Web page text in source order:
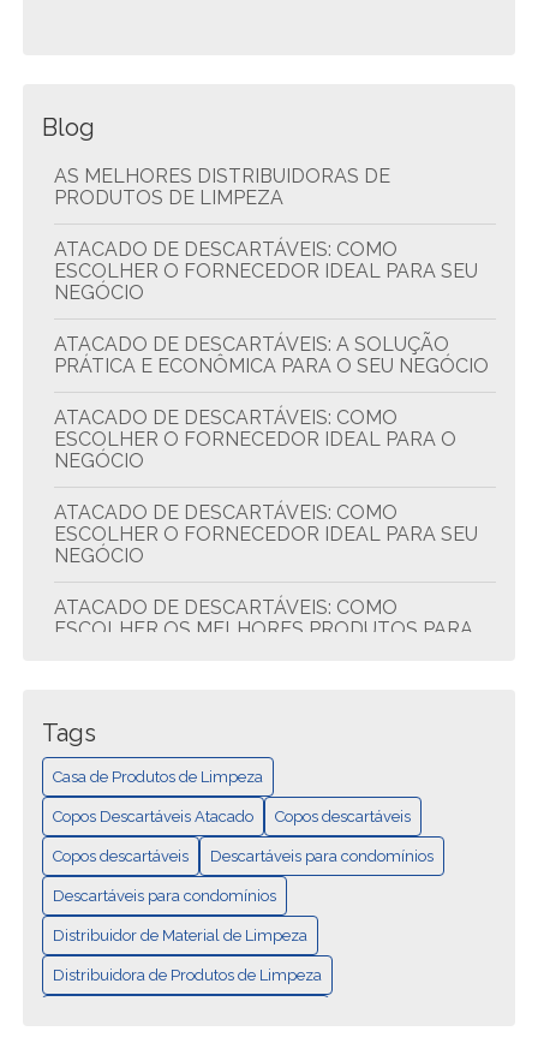
Blog
AS MELHORES DISTRIBUIDORAS DE
PRODUTOS DE LIMPEZA
ATACADO DE DESCARTÁVEIS: COMO
ESCOLHER O FORNECEDOR IDEAL PARA SEU
NEGÓCIO
ATACADO DE DESCARTÁVEIS: A SOLUÇÃO
PRÁTICA E ECONÔMICA PARA O SEU NEGÓCIO
ATACADO DE DESCARTÁVEIS: COMO
ESCOLHER O FORNECEDOR IDEAL PARA O
NEGÓCIO
ATACADO DE DESCARTÁVEIS: COMO
ESCOLHER O FORNECEDOR IDEAL PARA SEU
NEGÓCIO
ATACADO DE DESCARTÁVEIS: COMO
ESCOLHER OS MELHORES PRODUTOS PARA
ECONOMIZAR E COMPRAR MELHOR
ATACADO DE DESCARTÁVEIS: QUALIDADE E
ECONOMIA
CASA DE PRODUTOS DE LIMPEZA: TUDO EM
UM LUGAR
COMO ESCOLHER A MELHOR DISTRIBUIDORA
DE DESCARTÁVEIS PARA SEU NEGÓCIO
COMO ESCOLHER A MELHOR DISTRIBUIDORA
Tags
Casa de Produtos de Limpeza
Copos Descartáveis Atacado Copos descartáveis
Copos descartáveis Descartáveis para condomínios
Descartáveis para condomínios
Distribuidor de Material de Limpeza
Distribuidora de Produtos de Limpeza